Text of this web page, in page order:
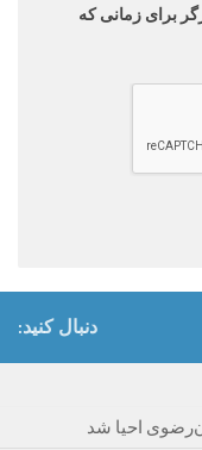
برای زمانی که
دنبال کنید: